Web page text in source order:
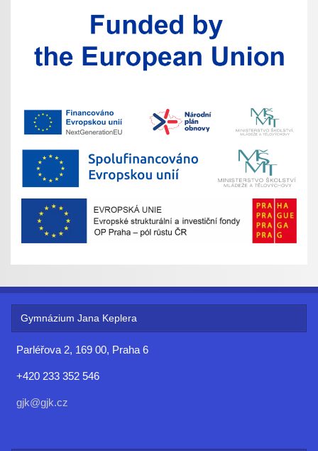
Gymnázium Jana Keplera
Parléřova 2, 169 00, Praha 6
+420 233 352 546
gjk@gjk.cz